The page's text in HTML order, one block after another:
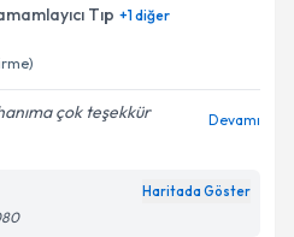
Tıp +1diğer
çok teşekkür
Devamı
Haritada Göster